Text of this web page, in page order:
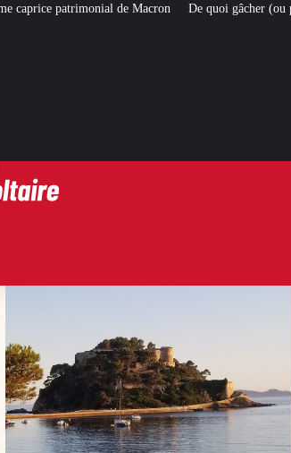
De quoi gâcher (ou pas) les vacances de